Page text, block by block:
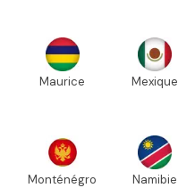
Maurice Mexique
Monténégro Namibie